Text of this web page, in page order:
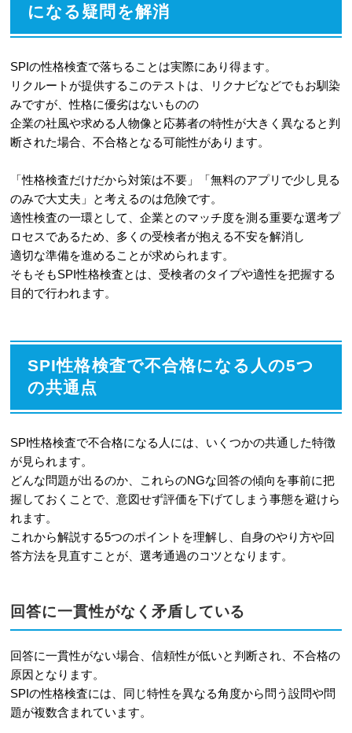
3-2 回答全体で一貫性を保つことを意
識する
3-3 志望企業が求める人物像を事前に
把握する
3-4
正直に回答しつつポジティブな表
3-5
時間配分を意識してスピーディー
に回答する
3-6 未回答や空欄を作らず全ての質問
に答える
4
本番前に確認！SPI性格検査の問題形
4-1 行動的側面を測る質問例
4-2 意欲的側面を測る質問例
4-4
質問）とは
5
おすすめの診断ツール
評価ポイントと活用方法
6-1 自社の社風との相性（マッチ度）を
判断している
6-2 面接で深掘りする質問の参考にし
ている
になる疑問を解消
SPIの性格検査で落ちることは実際にあり得ます。
リクルートが提供するこのテストは、リクナビなどでもお馴染
みですが、性格に優劣はないものの
企業の社風や求める人物像と応募者の特性が大きく異なると判
断された場合、不合格となる可能性があります。
「性格検査だけだから対策は不要」「無料のアプリで少し見る
のみで大丈夫」と考えるのは危険です。
適性検査の一環として、企業とのマッチ度を測る重要な選考プ
ロセスであるため、多くの受検者が抱える不安を解消し
適切な準備を進めることが求められます。
そもそもSPI性格検査とは、受検者のタイプや適性を把握する
目的で行われます。
SPI性格検査で不合格になる人の5つ
の共通点
SPI性格検査で不合格になる人には、いくつかの共通した特徴
が見られます。
どんな問題が出るのか、これらのNGな回答の傾向を事前に把
握しておくことで、意図せず評価を下げてしまう事態を避けら
れます。
これから解説する5つのポイントを理解し、自身のやり方や回
答方法を見直すことが、選考通過のコツとなります。
回答に一貫性がなく矛盾している
回答に一貫性がない場合、信頼性が低いと判断され、不合格の
原因となります。
SPIの性格検査には、同じ特性を異なる角度から問う設問や問
題が複数含まれています。